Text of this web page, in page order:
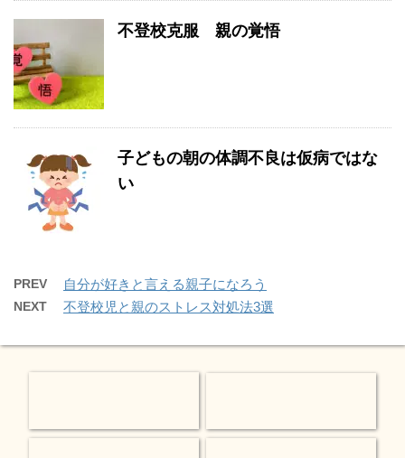
不登校克服 親の覚悟
子どもの朝の体調不良は仮病ではな
い
PREV 自分が好きと言える親子になろう
NEXT 不登校児と親のストレス対処法3選